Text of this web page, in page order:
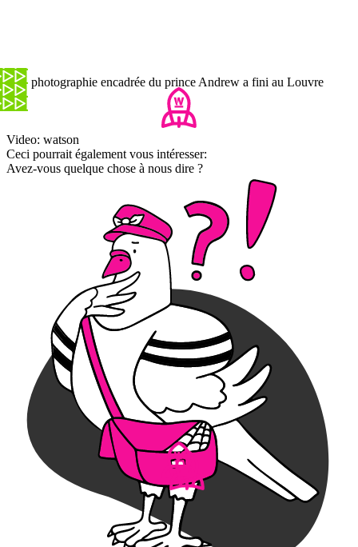
Une photographie encadrée du prince Andrew a fini au Louvre
Video: watson
Ceci pourrait également vous intéresser:
Avez-vous quelque chose à nous dire ?